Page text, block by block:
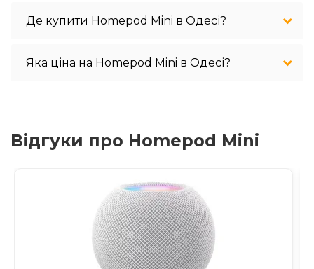
Де купити Homepod Mini в Одесі?
Яка ціна на Homepod Mini в Одесі?
Відгуки про Homepod Mini